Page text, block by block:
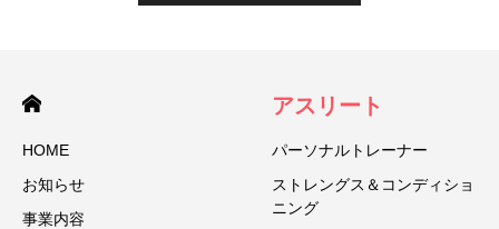
HOME
お知らせ
事業内容
アスリート
パーソナルトレーナー
ストレングス＆コンディショ
ニング